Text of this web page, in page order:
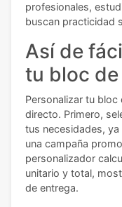
profesionales,
buscan practicidad
Así de
tu bloc
Personalizar tu
directo. Primero,
tus necesidades,
una campaña
personalizador
unitario y total,
de entrega.